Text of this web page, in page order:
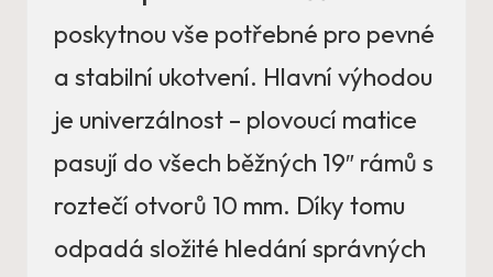
poskytnou vše potřebné pro pevné
a stabilní ukotvení. Hlavní výhodou
je univerzálnost – plovoucí matice
pasují do všech běžných 19″ rámů s
roztečí otvorů 10 mm. Díky tomu
odpadá složité hledání správných